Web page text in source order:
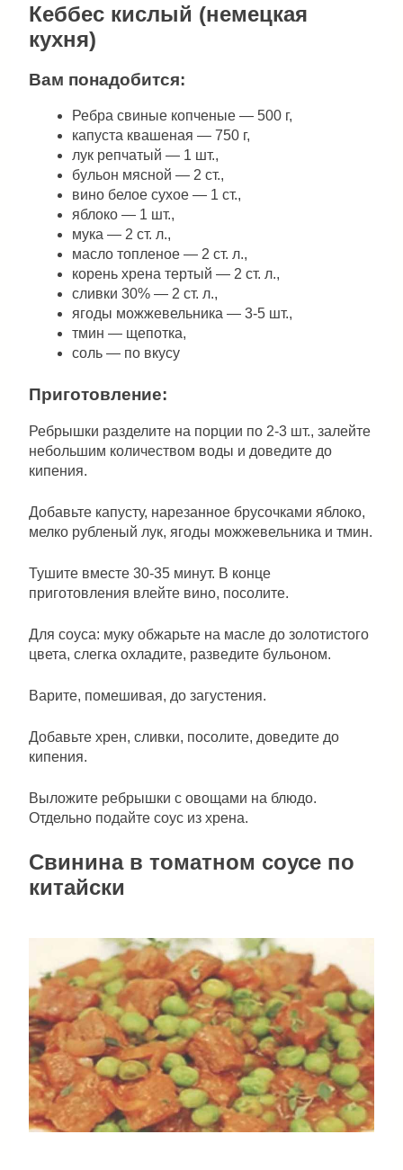
Кеббес кислый (немецкая
кухня)
Вам понадобится:
Ребра свиные копченые — 500 г,
капуста квашеная — 750 г,
лук репчатый — 1 шт.,
бульон мясной — 2 ст.,
вино белое сухое — 1 ст.,
яблоко — 1 шт.,
мука — 2 ст. л.,
масло топленое — 2 ст. л.,
корень хрена тертый — 2 ст. л.,
сливки 30% — 2 ст. л.,
ягоды можжевельника — 3-5 шт.,
тмин — щепотка,
соль — по вкусу
Приготовление:
Ребрышки разделите на порции по 2-3 шт., залейте
небольшим количеством воды и доведите до
кипения.
Добавьте капусту, нарезанное брусочками яблоко,
мелко рубленый лук, ягоды можжевельника и тмин.
Тушите вместе 30-35 минут. В конце
приготовления влейте вино, посолите.
Для соуса: муку обжарьте на масле до золотистого
цвета, слегка охладите, разведите бульоном.
Варите, помешивая, до загустения.
Добавьте хрен, сливки, посолите, доведите до
кипения.
Выложите ребрышки с овощами на блюдо.
Отдельно подайте соус из хрена.
Свинина в томатном соусе по
китайски